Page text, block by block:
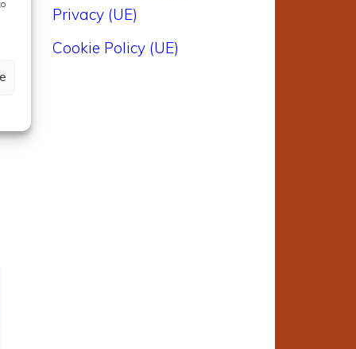
Privacy (UE)
Cookie Policy (UE)